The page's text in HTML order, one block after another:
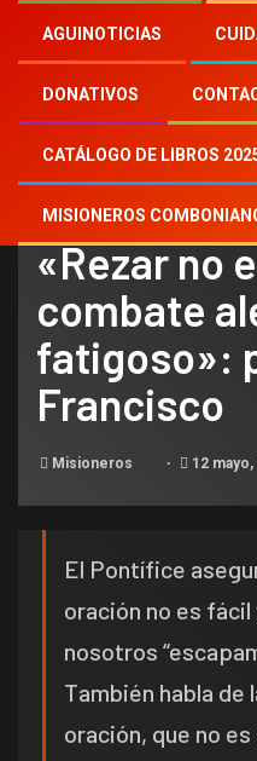
AGUINOTICIAS
DONATIVOS
CATÁLOGO DE LIBROS
MISIONEROS
Inicio 2021
12
«Rezar no es fácil; es
fatigoso»: papa
NOTICIAS
«Rezar no
combate
fatigoso»:
Francisco
Misioneros 12 mayo,
El Pontífice
oración no es
nosotros
También habla de
oración, que no